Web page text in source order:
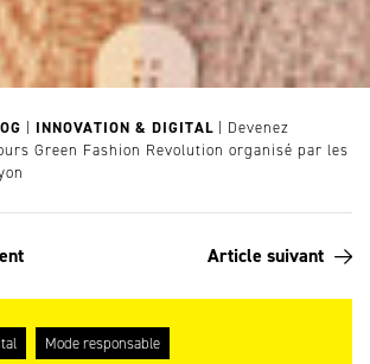
| INNOVATION & DIGITAL | Devenez
Green Fashion Revolution organisé par les
Article suivant
Mode responsable